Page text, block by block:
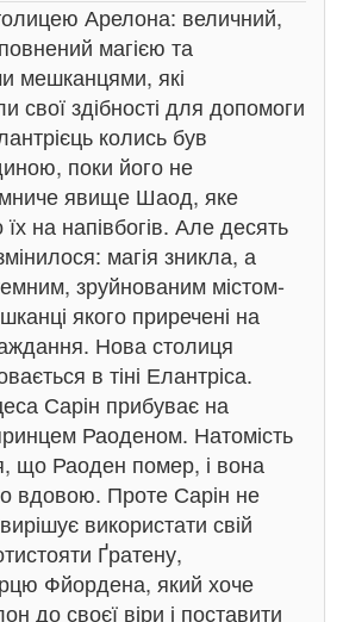
Арелона: величний,
магією та
мешканцями, які
свої здібності для допомоги
колись був
поки його не
явище Шаод, яке
на напівбогів. Але десять
магія зникла, а
зруйнованим містом-
якого приречені на
Нова столиця
в тіні Елантріса.
Сарін прибуває на
Раоденом. Натомість
що Раоден помер, і вона
вдовою. Проте Сарін не
використати свій
Ґратену,
Фйордена, який хоче
до своєї віри і поставити